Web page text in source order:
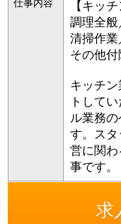
仕事内容
【キッチ
調理全
清掃作
その他
キッチ
トして
ル業務
す。ス
営に関
事です。
求